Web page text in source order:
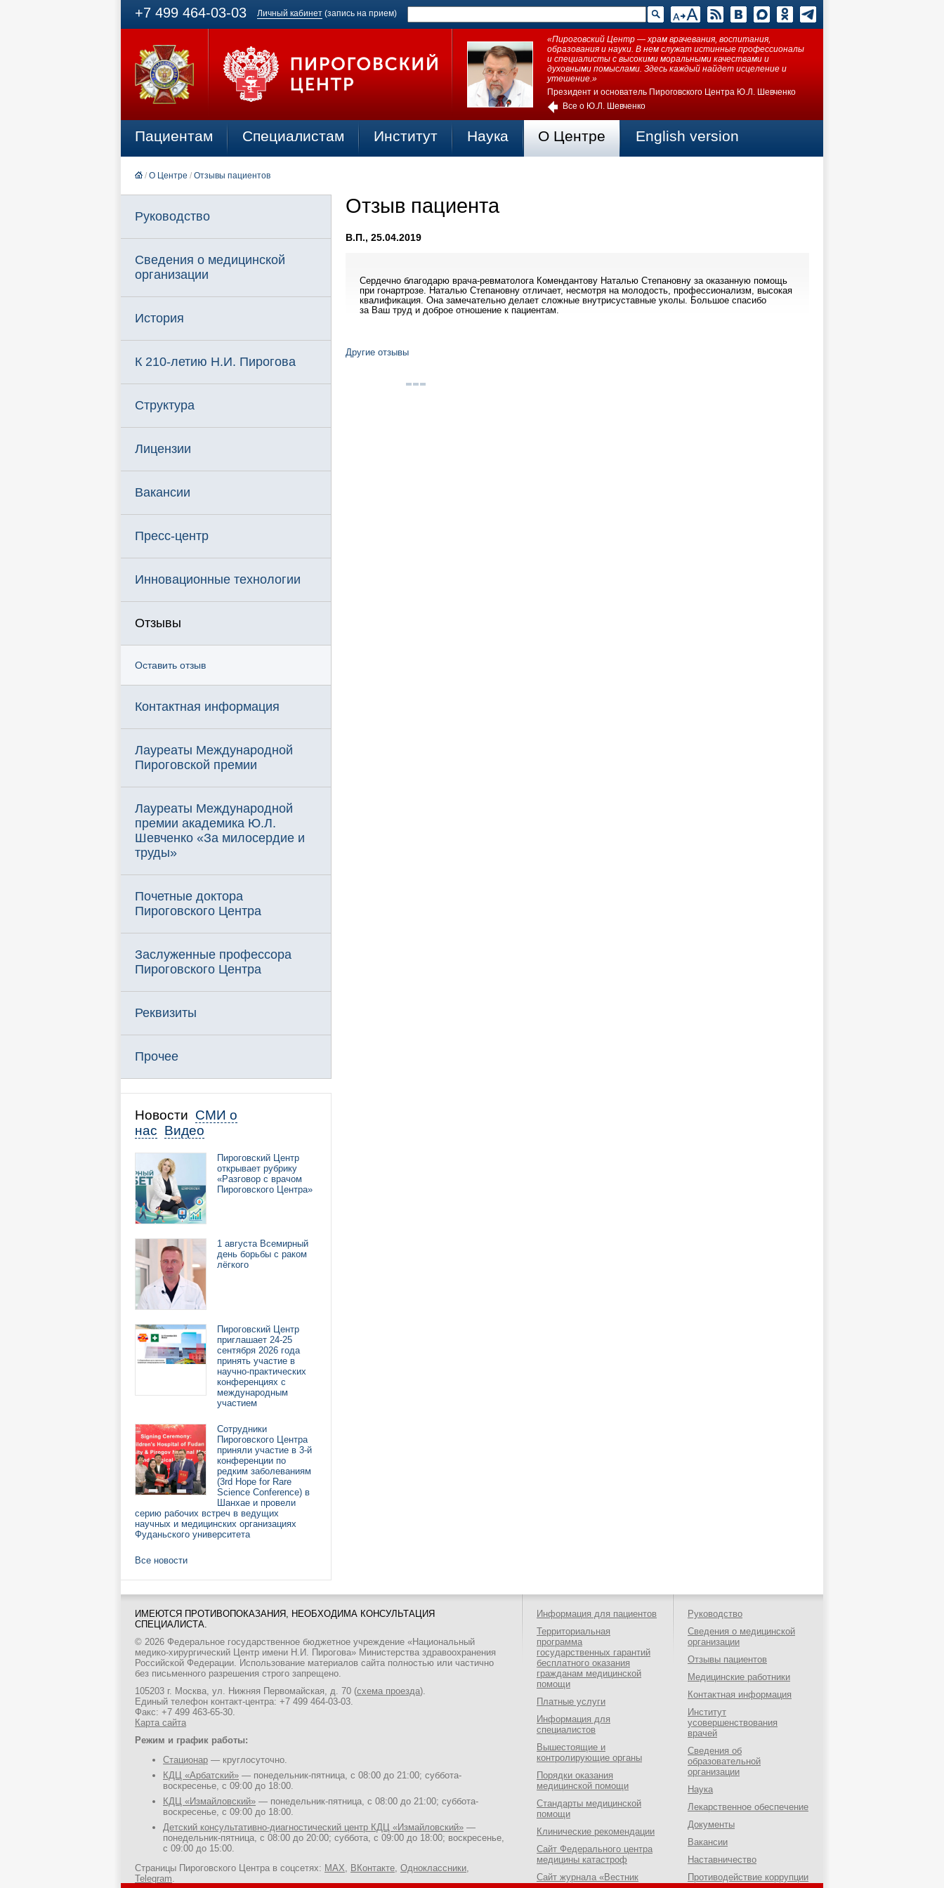
+7 499 464-03-03 Личный кабинет (запись на прием)
«Пироговский Центр — храм врачевания, воспитания,
образования и науки. В нем служат истинные профессионалы
и специалисты с высокими моральными качествами и
духовными помыслами. Здесь каждый найдет исцеление и
утешение.»
Президент и основатель Пироговского Центра Ю.Л. Шевченко
Все о Ю.Л. Шевченко
Пациентам Специалистам Институт Наука О Центре English version
/ О Центре / Отзывы пациентов
Руководство
Сведения о медицинской
организации
История
К 210-летию Н.И. Пирогова
Структура
Лицензии
Вакансии
Пресс-центр
Инновационные технологии
Отзывы
Оставить отзыв
Контактная информация
Лауреаты Международной
Пироговской премии
Лауреаты Международной
премии академика Ю.Л.
Шевченко «За милосердие и
труды»
Почетные доктора
Пироговского Центра
Заслуженные профессора
Пироговского Центра
Реквизиты
Прочее
Новости СМИ о
нас Видео
Пироговский Центр
открывает рубрику
«Разговор с врачом
Пироговского Центра»
1 августа Всемирный
день борьбы с раком
лёгкого
Пироговский Центр
приглашает 24-25
сентября 2026 года
принять участие в
научно-практических
конференциях с
международным
участием
Сотрудники
Пироговского Центра
приняли участие в 3-й
конференции по
редким заболеваниям
(3rd Hope for Rare
Science Conference) в
Шанхае и провели
серию рабочих встреч в ведущих
научных и медицинских организациях
Фуданьского университета
Все новости
Отзыв пациента
В.П., 25.04.2019
Сердечно благодарю врача-ревматолога Комендантову Наталью Степановну за оказанную помощь
при гонартрозе. Наталью Степановну отличает, несмотря на молодость, профессионализм, высокая
квалификация. Она замечательно делает сложные внутрисуставные уколы. Большое спасибо
за Ваш труд и доброе отношение к пациентам.
Другие отзывы
ИМЕЮТСЯ ПРОТИВОПОКАЗАНИЯ, НЕОБХОДИМА КОНСУЛЬТАЦИЯ
СПЕЦИАЛИСТА.
© 2026 Федеральное государственное бюджетное учреждение «Национальный
медико-хирургический Центр имени Н.И. Пирогова» Министерства здравоохранения
Российской Федерации. Использование материалов сайта полностью или частично
без письменного разрешения строго запрещено.
105203 г. Москва, ул. Нижняя Первомайская, д. 70 (схема проезда).
Единый телефон контакт-центра: +7 499 464-03-03.
Факс: +7 499 463-65-30.
Карта сайта
Режим и график работы:
Стационар — круглосуточно.
КДЦ «Арбатский» — понедельник-пятница, с 08:00 до 21:00; суббота-
воскресенье, с 09:00 до 18:00.
КДЦ «Измайловский» — понедельник-пятница, с 08:00 до 21:00; суббота-
воскресенье, с 09:00 до 18:00.
Детский консультативно-диагностический центр КДЦ «Измайловский» —
понедельник-пятница, с 08:00 до 20:00; суббота, с 09:00 до 18:00; воскресенье,
с 09:00 до 15:00.
Страницы Пироговского Центра в соцсетях: MAX ВКонтакте Одноклассники
Telegram
Информация для пациентов
Территориальная
программа
государственных гарантий
бесплатного оказания
гражданам медицинской
помощи
Платные услуги
Информация для
специалистов
Вышестоящие и
контролирующие органы
Порядки оказания
медицинской помощи
Стандарты медицинской
помощи
Клинические рекомендации
Сайт Федерального центра
медицины катастроф
Сайт журнала «Вестник
Руководство
Сведения о медицинской
организации
Отзывы пациентов
Медицинские работники
Контактная информация
Институт
усовершенствования
врачей
Сведения об
образовательной
организации
Наука
Лекарственное обеспечение
Документы
Вакансии
Наставничество
Противодействие коррупции